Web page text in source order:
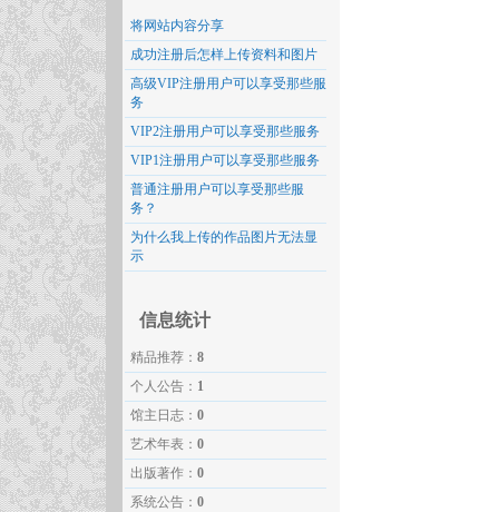
将网站内容分享
成功注册后怎样上传资料和图片
高级VIP注册用户可以享受那些服
务
VIP2注册用户可以享受那些服务
VIP1注册用户可以享受那些服务
普通注册用户可以享受那些服
务？
为什么我上传的作品图片无法显
示
信息统计
精品推荐： 8
个人公告： 1
馆主日志： 0
艺术年表： 0
出版著作： 0
系统公告： 0